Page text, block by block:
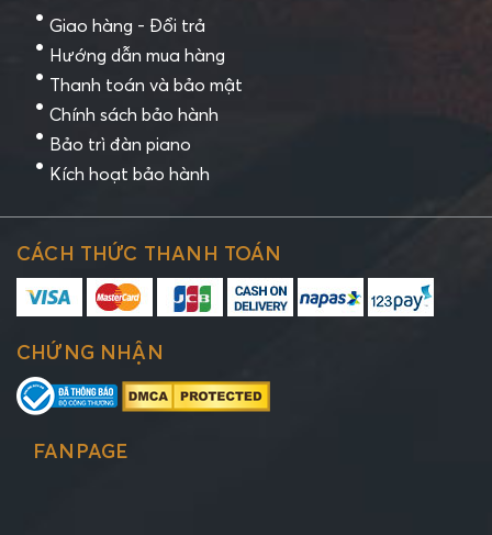
Giao hàng - Đổi trả
Hướng dẫn mua hàng
Thanh toán và bảo mật
Chính sách bảo hành
Bảo trì đàn piano
Kích hoạt bảo hành
CÁCH THỨC THANH TOÁN
CHỨNG NHẬN
FANPAGE